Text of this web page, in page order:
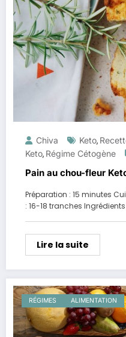
Chiva Keto,
Keto, Régime Cétogène
Pain au chou-fleur
Préparation : 15 minutes
: 16-18 tranches
Lire la suite
RÉGIMES ALIMENTATION